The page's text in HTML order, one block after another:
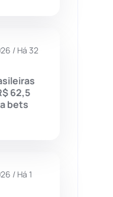
/ Há 32
62,5
bets
/ Há 1